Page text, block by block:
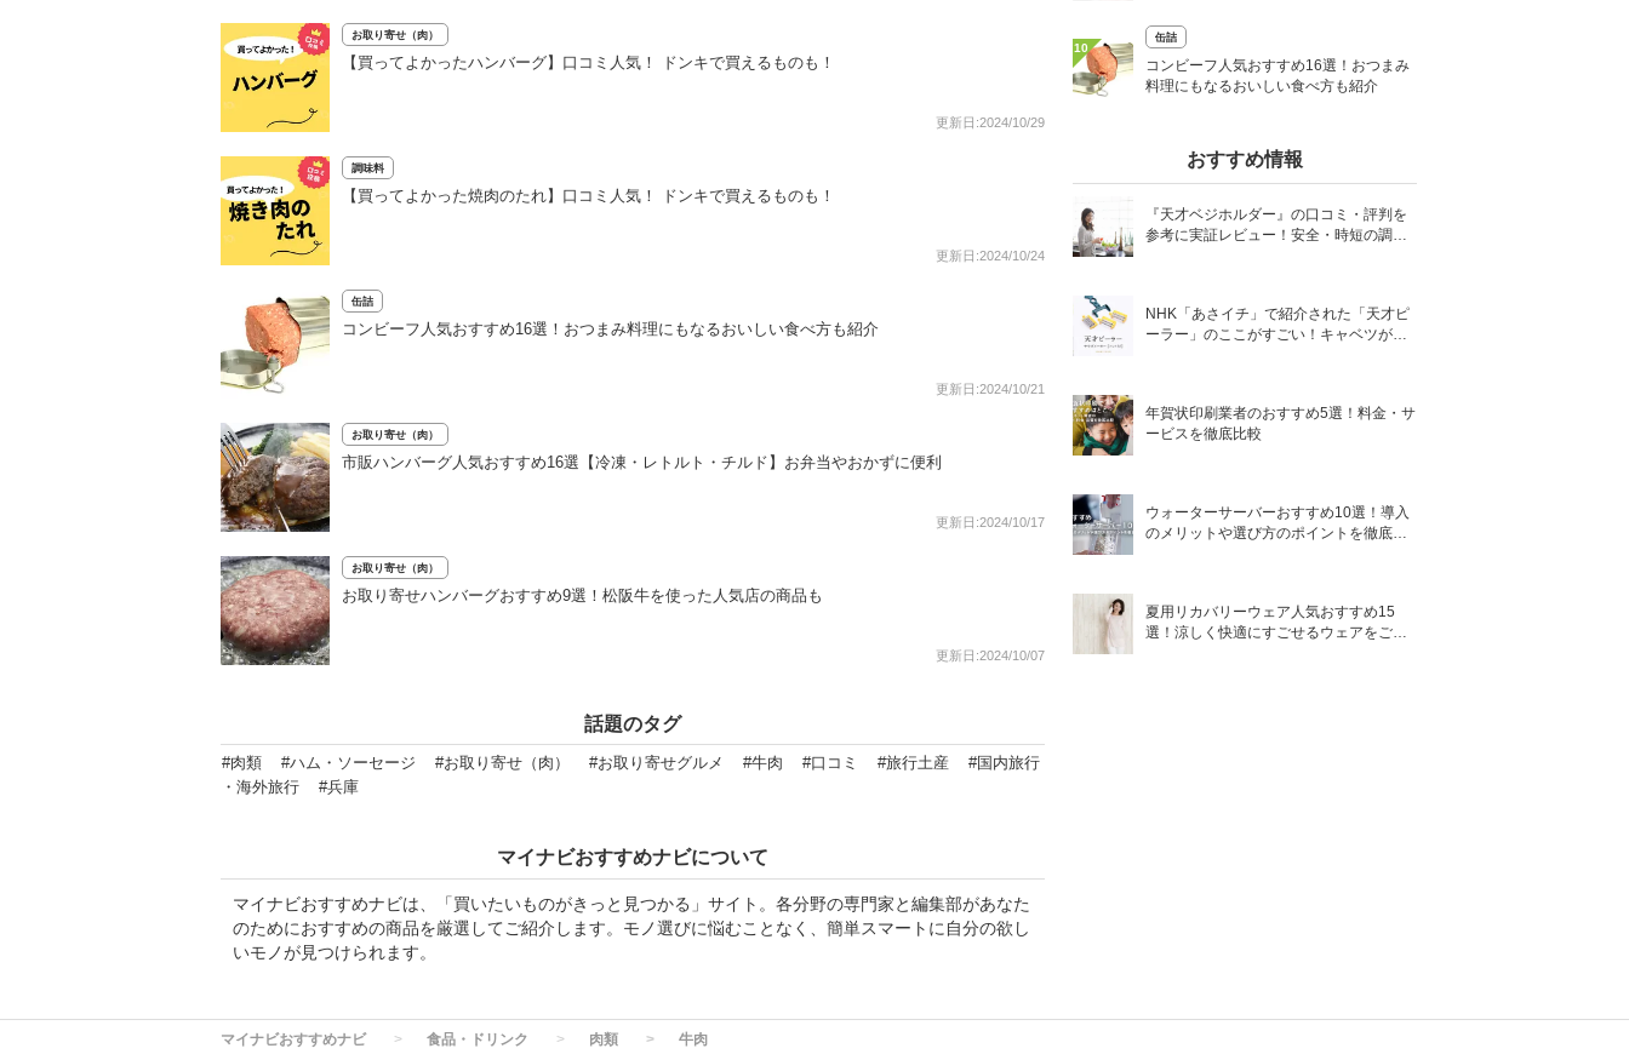
お取り寄せ（肉）
【買ってよかったハンバーグ】口コミ人気！ ドンキで買えるものも！
更新日:2024/10/29
調味料
【買ってよかった焼肉のたれ】口コミ人気！ ドンキで買えるものも！
更新日:2024/10/24
缶詰
コンビーフ人気おすすめ16選！おつまみ料理にもなるおいしい食べ方も紹介
更新日:2024/10/21
お取り寄せ（肉）
市販ハンバーグ人気おすすめ16選【冷凍・レトルト・チルド】お弁当やおかずに便利
更新日:2024/10/17
お取り寄せ（肉）
お取り寄せハンバーグおすすめ9選！松阪牛を使った人気店の商品も
更新日:2024/10/07
話題のタグ
#肉類 #ハム・ソーセージ #お取り寄せ（肉） #お取り寄せグルメ #牛肉 #口コミ #旅行土産
#国内旅行
・海外旅行
#兵庫
マイナビおすすめナビについて
マイナビおすすめナビは、「買いたいものがきっと見つかる」サイト。各分野の専門家と編集部があなた
のためにおすすめの商品を厳選してご紹介します。モノ選びに悩むことなく、簡単スマートに自分の欲し
いモノが見つけられます。
10
缶詰
コンビーフ人気おすすめ16選！おつまみ
料理にもなるおいしい食べ方も紹介
おすすめ情報
『天才ベジホルダー』の口コミ・評判を
参考に実証レビュー！安全・時短の調理
NHK「あさイチ」で紹介された「天才ピ
ーラー」のここがすごい！キャベツがほ
年賀状印刷業者のおすすめ5選！料金・サ
ービスを徹底比較
ウォーターサーバーおすすめ10選！導入
のメリットや選び方のポイントを徹底解
夏用リカバリーウェア人気おすすめ15
選！涼しく快適にすごせるウェアをご紹
マイナビおすすめナビ 食品・ドリンク 肉類 牛肉